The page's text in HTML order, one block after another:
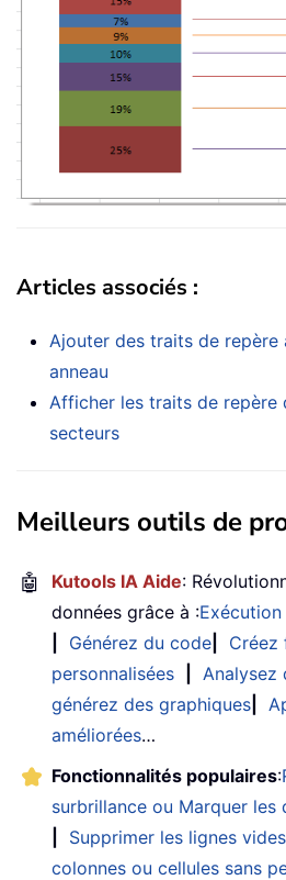
Articles associés :
Ajouter des traits de repère
anneau
Afficher les traits de repère
secteurs
Meilleurs outils de
🤖 Kutools IA Aide:
données grâce à :
Générez du code
Créez
personnalisées
Analysez
générez des graphiques
améliorées…
Fonctionnalités populaires:
surbrillance ou Marquer les
Supprimer les lignes vides
colonnes ou cellules sans